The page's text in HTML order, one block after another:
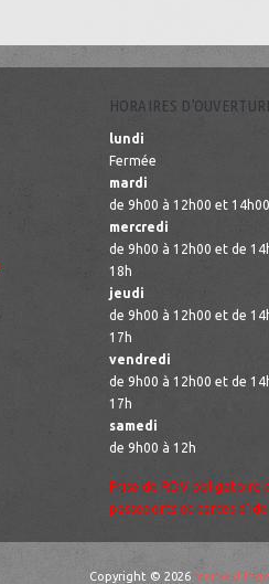
HORAIRES
lundi
Fermée
mardi
de 9h00 à 12h00 et
mercredi
de 9h00 à 12h00 et de
18h
jeudi
de 9h00 à 12h00 et de
17h
vendredi
de 9h00 à 12h00 et de
17h
samedi
de 9h00 à 12h
Prise de RDV obligatoire
passeports et cartes
Copyright © 2026 mairie